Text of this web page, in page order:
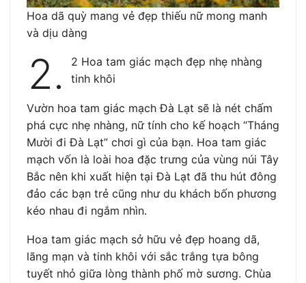
Hoa dã quỳ mang vẻ đẹp thiếu nữ mong manh
và dịu dàng
2.
2 Hoa tam giác mạch đẹp nhẹ nhàng
tinh khôi
Vườn hoa tam giác mạch Đà Lạt sẽ là nét chấm
phá cực nhẹ nhàng, nữ tính cho kế hoạch “Tháng
Mười đi Đà Lạt” chơi gì của bạn. Hoa tam giác
mạch vốn là loài hoa đặc trưng của vùng núi Tây
Bắc nên khi xuất hiện tại Đà Lạt đã thu hút đông
đảo các bạn trẻ cũng như du khách bốn phương
kéo nhau đi ngắm nhìn.
Hoa tam giác mạch sở hữu vẻ đẹp hoang dã,
lãng mạn và tinh khôi với sắc trắng tựa bông
tuyết nhỏ giữa lòng thành phố mờ sương. Chùa